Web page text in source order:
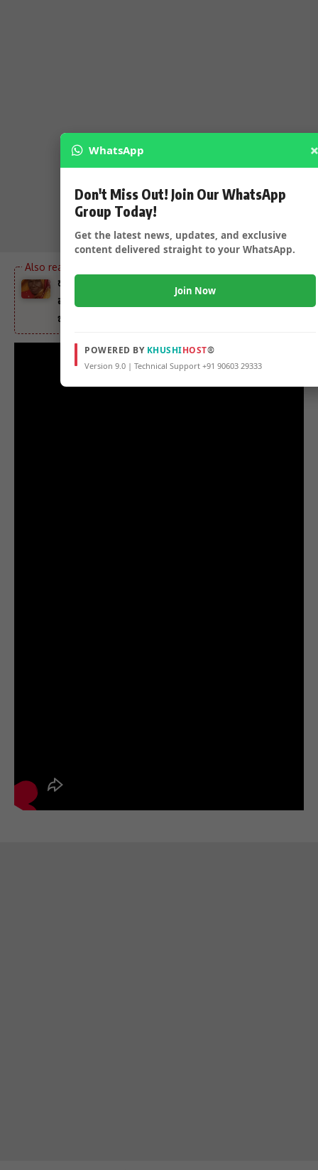
ಹುಬ್ಬಳ್ಳಿ ಧಾರವಾಡ ಮಹಾನಗರ ಪಾಲಿಕೆಯ ಮಾರುಕಟ್ಟೆ ನಿರೀಕ್ಷಕ
ಮಾರುತಿ ಭೋಸಲೆ ತಾಯಿ ನಿಧನ – ಡೋರ ಸಮಾಜದ ಹಿರಿಯ
ಜೀವಿ ಅಕ್ಕವ್ವಾ ನಿಧನಕ್ಕೆ ಸಂತಾಪ ಇಂದು ಸಂಜೆ ಅಂತ್ಯಕ್ರಿಯೆ
WhatsApp ×
Don't Miss Out! Join Our WhatsApp
Group Today!
Get the latest news, updates, and exclusive
content delivered straight to your WhatsApp.
Join Now
POWERED BY KHUSHIHOST®
Version 9.0 | Technical Support +91 90603 29333